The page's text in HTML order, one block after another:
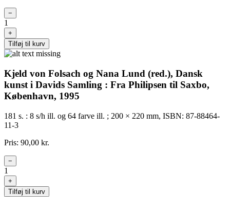
−
1
+
Tilføj til kurv
Kjeld von Folsach og Nana Lund (red.), Dansk
kunst i Davids Samling : Fra Philipsen til Saxbo,
København, 1995
181 s. : 8 s/h ill. og 64 farve ill. ; 200 × 220 mm, ISBN: 87-88464-
11-3
Pris: 90,00 kr.
−
1
+
Tilføj til kurv